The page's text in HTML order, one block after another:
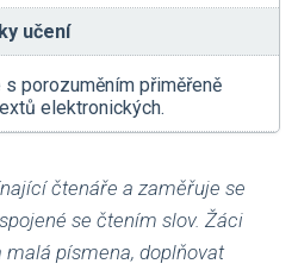
učení
s porozuměním přiměřeně
elektronických.
čtenáře a zaměřuje se
se čtením slov. Žáci
písmena, doplňovat